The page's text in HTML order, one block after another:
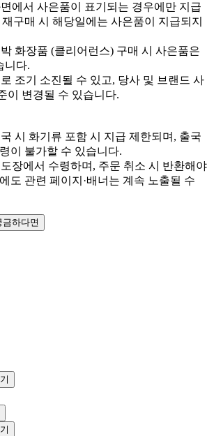
에서 사은품이 표기되는 경우에만 지급
구매 시 해당일에는 사은품이 지급되지
화장품 (클리어런스) 구매 시 사은품은
니다.
조기 소진될 수 있고, 당사 및 브랜드 사
이 변경될 수 있습니다.
시 화기류 포함 시 지급 제한되며, 출국
이 불가할 수 있습니다.
장에서 수령하며, 주문 취소 시 반환해야
도 관련 페이지·배너는 계속 노출될 수
하다면